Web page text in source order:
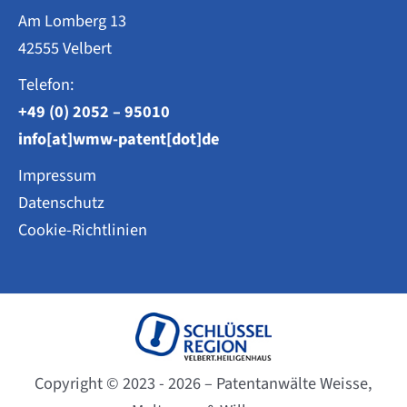
Am Lomberg 13
42555 Velbert
Telefon:
+49 (0) 2052 – 95010
info[at]wmw-patent[dot]de
Impressum
Datenschutz
Cookie-Richtlinien
Copyright © 2023 - 2026 – Patentanwälte Weisse,